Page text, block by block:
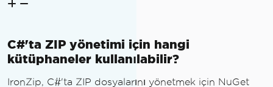
C#'ta ZIP yönetimi için hangi
kütüphaneler kullanılabilir?
IronZip, C#'ta ZIP dosyalarını yönetmek için NuGet